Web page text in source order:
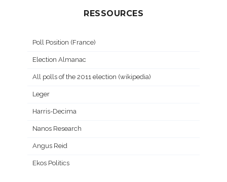
RESSOURCES
Poll Position (France)
Election Almanac
All polls of the 2011 election (wikipedia)
Leger
Harris-Decima
Nanos Research
Angus Reid
Ekos Politics